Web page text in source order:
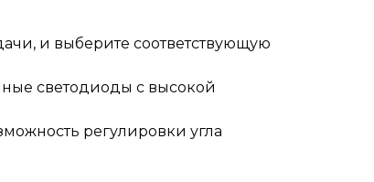
и выберите соответствующую
светодиоды с высокой
регулировки угла